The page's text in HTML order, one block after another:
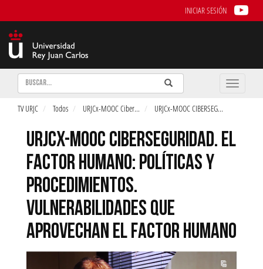
INICIAR SESIÓN
Buscar Enviar
Buscar
Toggle
TV URJC Todos URJCx-MOOC Ciber... URJCx-MOOC CIBERSEG...
URJCX-MOOC CIBERSEGURIDAD. EL
FACTOR HUMANO: POLÍTICAS Y
PROCEDIMIENTOS.
VULNERABILIDADES QUE
APROVECHAN EL FACTOR HUMANO